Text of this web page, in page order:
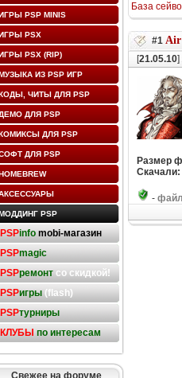
PSP MINIS
PSX
PSX (RIP)
ИЗ PSP ИГР
ЧИТЫ ДЛЯ PSP
ДЛЯ PSP
ДЛЯ PSP
ДЛЯ PSP
PSP
PSPinfo mobi-магазин
PSPmagic
PSPремонтсо скидкой!
PSPигры(flash)
PSPтурниры
КЛУБЫ по интересам
Свежее на форуме
База
#1 Air
[21.05.10]
Размер
Скачали:
-